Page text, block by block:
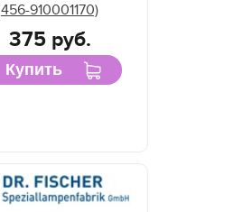
456-910001170)
375 руб.
Купить